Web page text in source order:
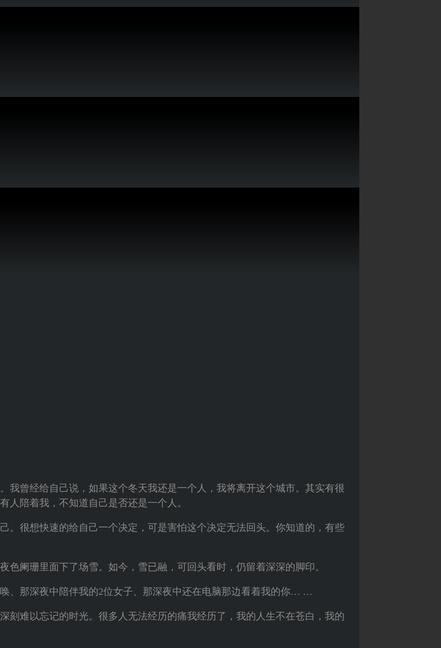
曾经给自己说，如果这个冬天我还是一个人，我将离开这个城市。其实有很
人陪着我，不知道自己是否还是一个人。
很想快速的给自己一个决定，可是害怕这个决定无法回头。你知道的，有些
阑珊里面下了场雪。如今，雪已融，可回头看时，仍留着深深的脚印。
那深夜中陪伴我的2位女子、那深夜中还在电脑那边看着我的你… …
难以忘记的时光。很多人无法经历的痛我经历了，我的人生不在苍白，我的